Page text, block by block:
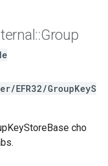
::Group
EFR32/GroupKeyS
cho